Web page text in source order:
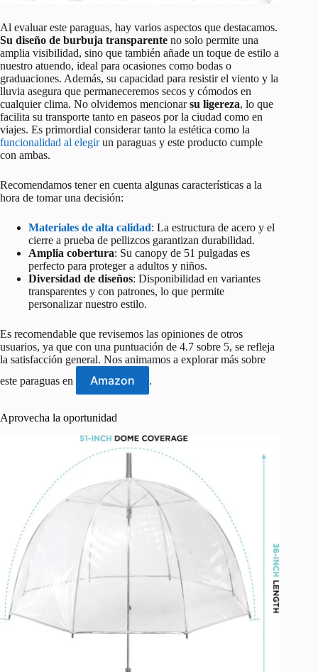
Al evaluar este paraguas, hay varios aspectos que destacamos.
Su diseño de burbuja transparente no solo permite una
amplia visibilidad, sino que también añade un toque de estilo a
nuestro atuendo, ideal para ocasiones como bodas o
graduaciones. Además, su capacidad para resistir el viento y la
lluvia asegura que permaneceremos secos y cómodos en
cualquier clima. No olvidemos mencionarsu ligereza, lo que
facilita su transporte tanto en paseos por la ciudad como en
viajes. Es primordial considerar tanto la estética como la
funcionalidad al elegirun paraguas y este producto cumple
con ambas.
Recomendamos tener en cuenta algunas características a la
hora de tomar una decisión:
Materiales de alta calidad: La estructura de acero y el
cierre a prueba de pellizcos garantizan durabilidad.
Amplia cobertura: Su canopy de 51 pulgadas es
perfecto para proteger a adultos y niños.
Diversidad de diseños: Disponibilidad en variantes
transparentes y con patrones, lo que permite
personalizar nuestro estilo.
Es recomendable que revisemos las opiniones de otros
usuarios, ya que con una puntuación de 4.7 sobre 5, se refleja
la satisfacción general. Nos animamos a explorar más sobre
este paraguas en
Amazon .
Aprovecha la oportunidad